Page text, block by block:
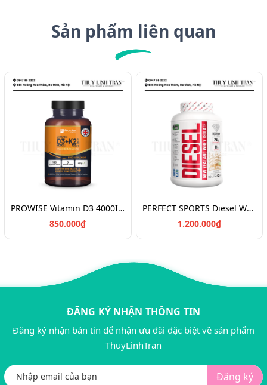
Sản phẩm liên quan
PROWISE Vitamin D3 4000IU + K2 180v/Vitamin chắc khỏe xương D3K2
850.000₫
PERFECT SPORTS Diesel Whey Protein/Bột đạm tăng cơ 908g
1.200.000₫
ĐĂNG KÝ NHẬN THÔNG TIN
Đăng ký nhận bản tin để nhận ưu đãi đặc biệt về sản phẩm
ThuyLinhTran
Đăng ký